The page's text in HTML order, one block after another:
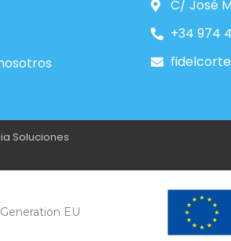
C/ José
+34 974
Soluciones
EU